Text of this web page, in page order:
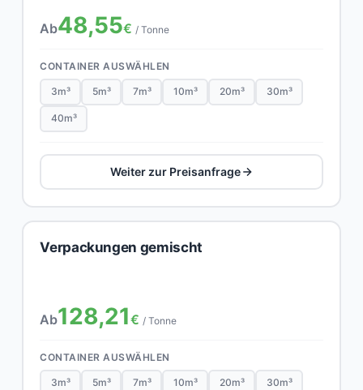
Ab48,55€ / Tonne
CONTAINER AUSWÄHLEN
3m³ 5m³ 7m³ 10m³ 20m³ 30m³
40m³
Weiter zur Preisanfrage
Verpackungen gemischt
Ab128,21€ / Tonne
CONTAINER AUSWÄHLEN
3m³ 5m³ 7m³ 10m³ 20m³ 30m³